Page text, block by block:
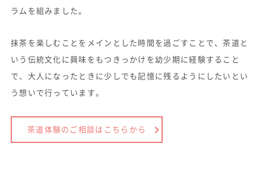
ラムを組みました。
抹茶を楽しむことをメインとした時間を過ごすことで、茶道と
いう伝統文化に興味をもつきっかけを幼少期に経験すること
で、大人になったときに少しでも記憶に残るようにしたいとい
う想いで行っています。
茶道体験のご相談はこちらから